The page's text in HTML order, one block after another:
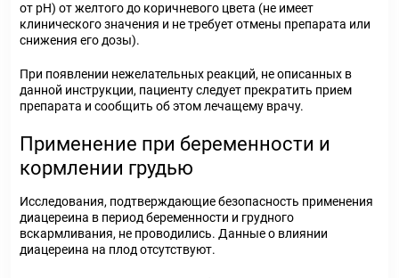
от рН) от желтого до коричневого цвета (не имеет
клинического значения и не требует отмены препарата или
снижения его дозы).
При появлении нежелательных реакций, не описанных в
данной инструкции, пациенту следует прекратить прием
препарата и сообщить об этом лечащему врачу.
Применение при беременности и
кормлении грудью
Исследования, подтверждающие безопасность применения
диацереина в период беременности и грудного
вскармливания, не проводились. Данные о влиянии
диацереина на плод отсутствуют.